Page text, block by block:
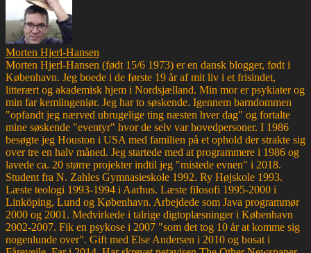
Morten Hjerl-Hansen
Morten Hjerl-Hansen (født 15/6 1973) er en dansk blogger, født i
København. Jeg boede i de første 19 år af mit liv i et frisindet,
litterært og akademisk hjem i Nordsjælland. Min mor er psykiater og
min far kemiingeniør. Jeg har to søskende. Igennem barndommen
"opfandt jeg nærved ubrugelige ting næsten hver dag" og fortalte
mine søskende "eventyr" hvor de selv var hovedpersoner. I 1986
besøgte jeg Houston i USA med familien på et ophold der strakte sig
over tre en halv måned. Jeg startede med at programmere i 1986 og
lavede ca. 20 større projekter indtil jeg "mistede evnen" i 2018.
Student fra N. Zahles Gymnasieskole 1992. Ry Højskole 1993.
Læste teologi 1993-1994 i Aarhus. Læste filosofi 1995-2000 i
Linköping, Lund og København. Arbejdede som Java programmør
2000 og 2001. Medvirkede i talrige digtoplæsninger i København
2002-2007. Fik en psykose i 2007 "som det tog 10 år at komme sig
nogenlunde over". Gift med Else Andersen i 2010 og bosat i